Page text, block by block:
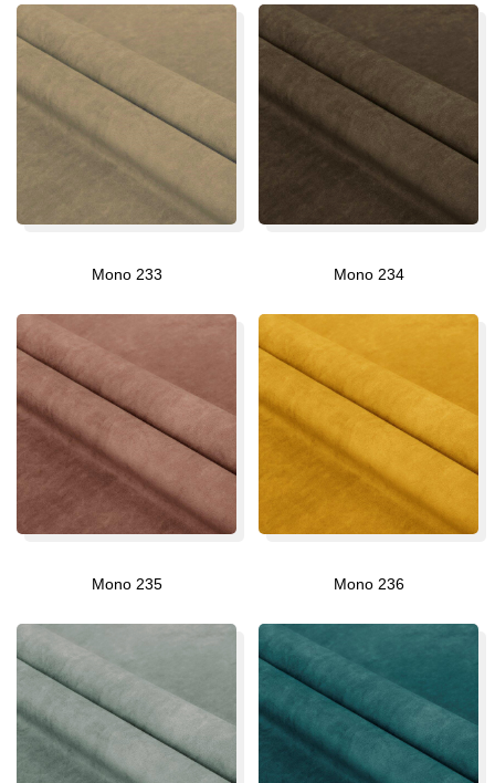
Mono 233 Mono 234
Mono 235 Mono 236